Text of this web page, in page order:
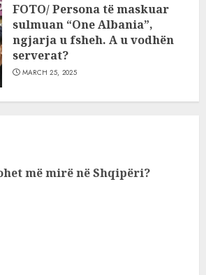
FOTO/ Persona të maskuar
sulmuan “One Albania”,
ngjarja u fsheh. A u vodhën
serverat?
MARCH 25, 2025
më mirë në Shqipëri?